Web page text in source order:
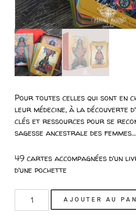
Pour toutes celles qui sont en
leur médecine, à la découverte
clés et ressources pour se
sagesse ancestrale des femmes…
49 cartes accompagnées d’un
d’une pochette
quantité
AJOUTER AU